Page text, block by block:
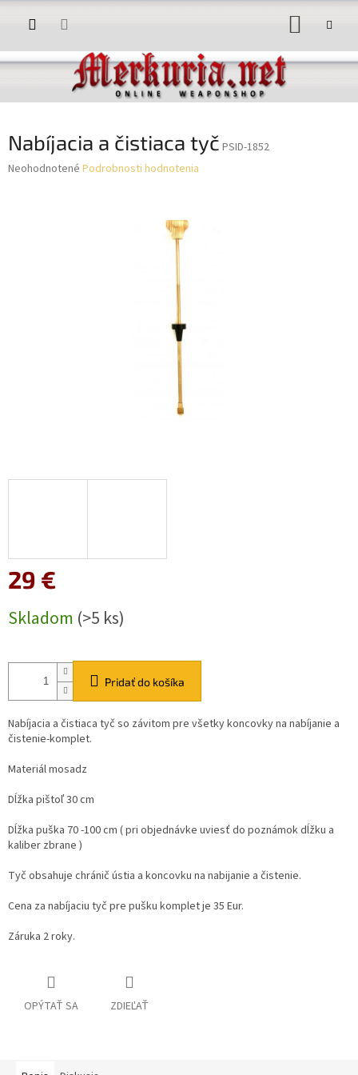
Prejsť
Nabíjacia a čistiaca tyč PSID-1852
Priemerné
Neohodnotené Podrobnosti hodnotenia
29 €
cena:
Skladom (>5 ks)
Pridať do košíka
Nabíjacia a čistiaca tyč so závitom pre všetky koncovky na nabíjanie a
čistenie-komplet.
Materiál mosadz
Dĺžka pištoľ 30 cm
Dĺžka puška 70 -100 cm ( pri objednávke uviesť do poznámok dĺžku a
kaliber zbrane )
Tyč obsahuje chránič ústia a koncovku na nabijanie a čistenie.
Cena za nabíjaciu tyč pre pušku komplet je 35 Eur.
Záruka 2 roky.
OPÝTAŤ SA ZDIEĽAŤ